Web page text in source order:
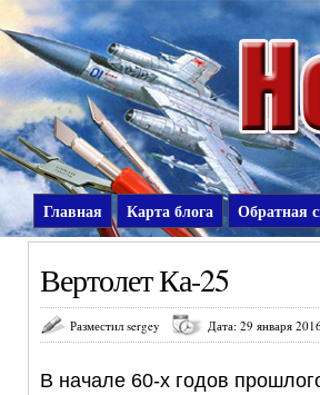
Главная Карта блога Обратная
Вертолет Ка-25
Разместил sergey Дата: 29 января
В начале 60-х годов